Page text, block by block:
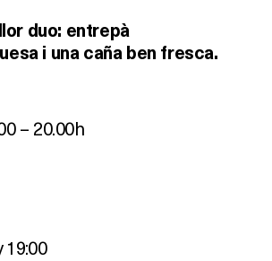
duo: entrepà
i una caña ben fresca.
– 20.00h
19:00